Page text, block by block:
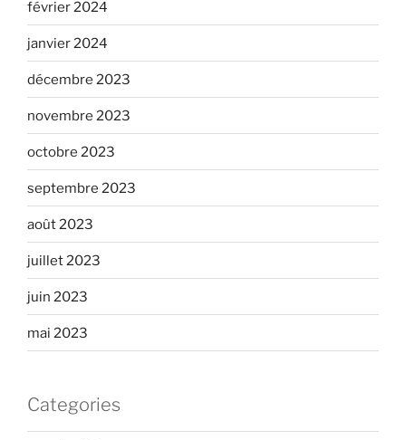
février 2024
janvier 2024
décembre 2023
novembre 2023
octobre 2023
septembre 2023
août 2023
juillet 2023
juin 2023
mai 2023
Categories